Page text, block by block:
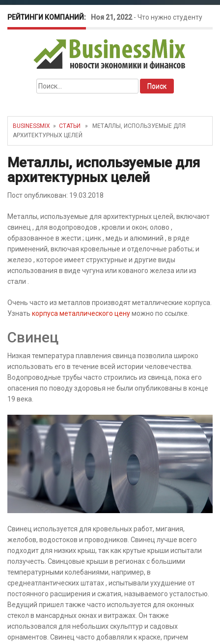
РЕЙТИНГИ КОМПАНИЙ: Ноя 21, 2022- Что нужно студенту
для открытия бизнеса?
Окт 26, 2022-Телефония для
amoCRM: лучшие инструменты для
бизнеса
как защитить свой бизнес?
Найти:
BUSINESSMIX » СТАТЬИ
» МЕТАЛЛЫ, ИСПОЛЬЗУЕМЫЕ ДЛЯ
АРХИТЕКТУРНЫХ ЦЕЛЕЙ
Металлы, используемые для
архитектурных целей
Пост опубликован: 19.03.2018
Металлы, используемые для архитектурных целей, включают
свинец , для водопроводов , кровли и окон; олово ,
образованное в жести ; цинк , медь и алюминий , в ряде
применений, включая кровельные и отделочные работы; и
железо , которое имеет структурные и другие виды
использования в виде чугуна или кованого железа или из
стали .
Очень часто из металлов производят металлические корпуса.
Узнать корпуса металлического ценуможно по ссылке.
Свинец
Низкая температура плавления свинца позволила широко
использовать его в течение всей истории человечества.
Водопроводные трубы часто строились из свинца, пока его
опасения по поводу здоровья не были опубликованы в конце
19 века.
Свинец используется для кровельных работ, мигания,
желобов, водостоков и проводников. Свинец лучше всего
подходит для низких крыш, так как крутые крыши испытали
ползучесть. Свинцовые крыши в регионах с большими
температурными колебаниями, например, в
среднеатлантических штатах , испытывали ухудшение от
постоянного расширения и сжатия, называемого усталостью.
Ведущий пришел также часто используется для оконных
стекол в мансардных окнах и витражах. Он также
использовался для небольших скульптур и садовых
орнаментов. Свинец часто добавляли к краске, причем